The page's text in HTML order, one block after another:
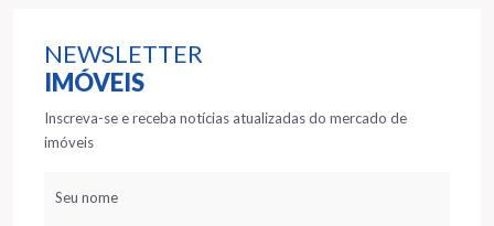
NEWSLETTER
IMÓVEIS
Inscreva-se e receba notícias atualizadas do mercado de
imóveis